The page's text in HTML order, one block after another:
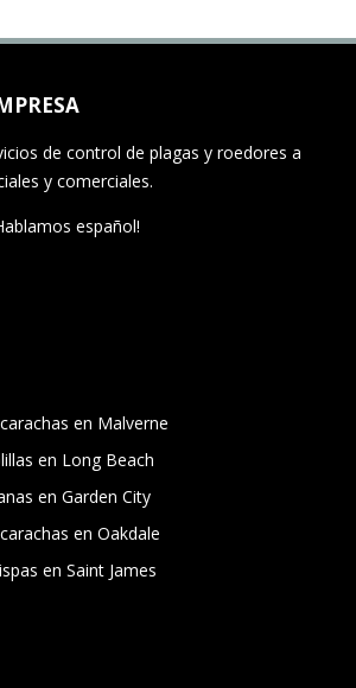
de control de plagas y roedores a
y comerciales.
español!
en Malverne
en Long Beach
en Garden City
en Oakdale
en Saint James